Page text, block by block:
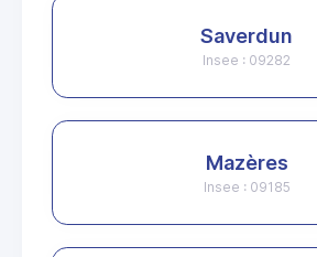
Saverdun
Insee : 09282
Mazères
Insee : 09185